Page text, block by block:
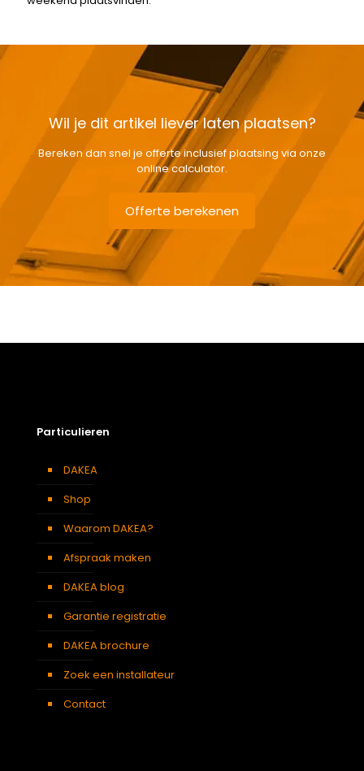
Wil je dit artikel liever laten plaatsen?
Bereken dan snel je offerte inclusief plaatsing via onze
online calculator.
Offerte berekenen
Particulieren
DAKEA
Shop
Waarom DAKEA?
Afspraak maken
DAKEA blog
Garantie registratie
DAKEA brochure
Zoek een installateur
Contact